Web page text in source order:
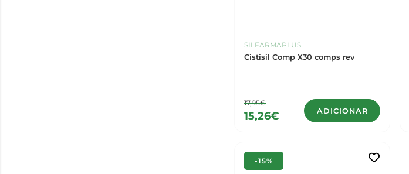
SILFARMAPLUS
Cistisil Comp X30 comps rev
17,95€
15,26€ ADICIONAR
-15%